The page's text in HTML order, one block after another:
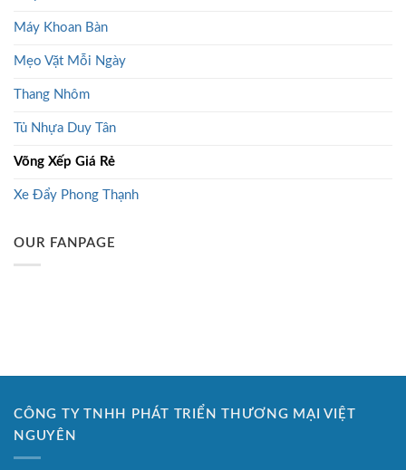
Máy Khoan Bàn
Mẹo Vặt Mỗi Ngày
Thang Nhôm
Tủ Nhựa Duy Tân
Võng Xếp Giá Rẻ
Xe Đẩy Phong Thạnh
OUR FANPAGE
CÔNG TY TNHH PHÁT TRIỂN THƯƠNG MẠI VIỆT
NGUYÊN